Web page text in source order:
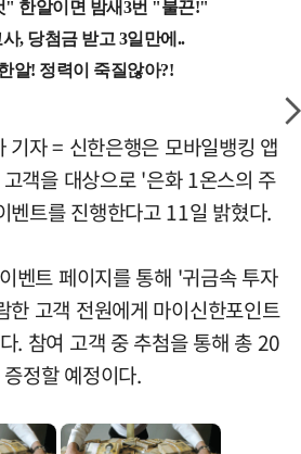
기자 = 신한은행은 모바일뱅킹 앱
객을 대상으로 '은화 1온스의 주
벤트를 진행한다고 11일 밝혔다.
벤트 페이지를 통해 '귀금속 투자
한 고객 전원에게 마이신한포인트
. 참여 고객 중 추첨을 통해 총 20
정할 예정이다.